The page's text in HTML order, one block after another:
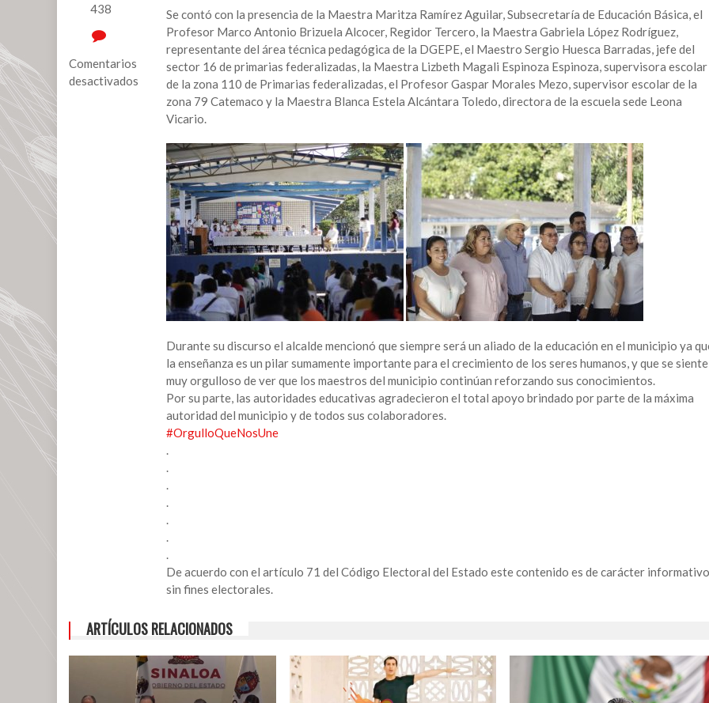
438
Comentarios
desactivados
Se contó con la presencia de la Maestra Maritza Ramírez Aguilar, Subsecretaría de Educación Básica, el
Profesor Marco Antonio Brizuela Alcocer, Regidor Tercero, la Maestra Gabriela López Rodríguez,
representante del área técnica pedagógica de la DGEPE, el Maestro Sergio Huesca Barradas, jefe del
sector 16 de primarias federalizadas, la Maestra Lizbeth Magali Espinoza Espinoza, supervisora escolar
de la zona 110 de Primarias federalizadas, el Profesor Gaspar Morales Mezo, supervisor escolar de la
zona 79 Catemaco y la Maestra Blanca Estela Alcántara Toledo, directora de la escuela sede Leona
Vicario.
Durante su discurso el alcalde mencionó que siempre será un aliado de la educación en el municipio ya
la enseñanza es un pilar sumamente importante para el crecimiento de los seres humanos, y que se siente
muy orgulloso de ver que los maestros del municipio continúan reforzando sus conocimientos.
Por su parte, las autoridades educativas agradecieron el total apoyo brindado por parte de la máxima
autoridad del municipio y de todos sus colaboradores.
#OrgulloQueNosUne
.
.
.
.
.
.
.
De acuerdo con el artículo 71 del Código Electoral del Estado este contenido es de carácter
sin fines electorales.
ARTÍCULOS RELACIONADOS